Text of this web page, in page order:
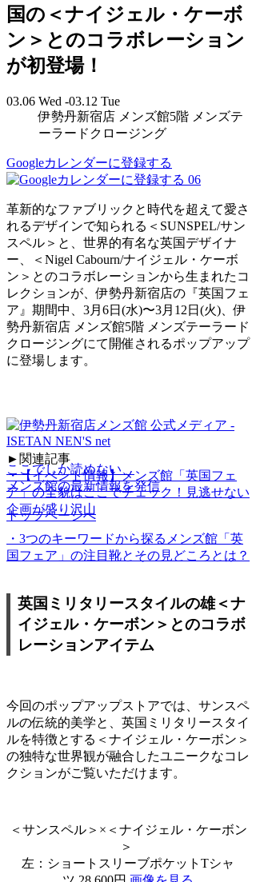
国の＜ナイジェル・ケーボ
ン＞とのコラボレーション
が初登場！
03.06 Wed -03.12 Tue
伊勢丹新宿店 メンズ館5階 メンズテ
ーラードクロージング
Googleカレンダーに登録する
06
革新的なファブリックと時代を超えて愛さ
れるデザインで知られる＜SUNSPEL/サン
スペル＞と、世界的有名な英国デザイナ
ー、＜Nigel Cabourn/ナイジェル・ケーボ
ン＞とのコラボレーションから生まれたコ
レクションが、伊勢丹新宿店の『英国フェ
ア』期間中、3月6日(水)〜3月12日(火)、伊
勢丹新宿店 メンズ館5階 メンズテーラード
クロージングにて開催されるポップアップ
に登場します。
►関連記事
・【イベント情報】メンズ館「英国フェ
ア」の全貌はここでチェック！見逃せない
企画が盛り沢山
・3つのキーワードから探るメンズ館「英
国フェア」の注目靴とその見どころとは？
英国ミリタリースタイルの雄＜ナ
イジェル・ケーボン＞とのコラボ
レーションアイテム
今回のポップアップストアでは、サンスペ
ルの伝統的美学と、英国ミリタリースタイ
ルを特徴とする＜ナイジェル・ケーボン＞
の独特な世界観が融合したユニークなコレ
クションがご覧いただけます。
＜サンスペル＞×＜ナイジェル・ケーボン
＞
左：ショートスリーブポケットTシャ
ここでしか読めない、
メンズ館の最新情報を発信
トップページへ